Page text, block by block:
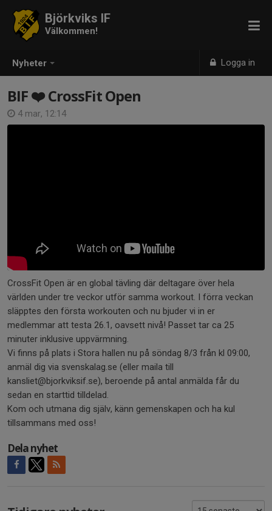
Nyheter Logga in
Björkviks IF
Välkommen!
BIF ❤️ CrossFit Open
4 mar, 12:14
CrossFit Open är en global tävling där deltagare över hela
världen under tre veckor utför samma workout. I förra veckan
släpptes den första workouten och nu bjuder vi in er
medlemmar att testa 26.1, oavsett nivå! Passet tar ca 25
minuter inklusive uppvärmning.
Vi finns på plats i Stora hallen nu på söndag 8/3 från kl 09:00,
anmäl dig via svenskalag.se (eller maila till
kansliet@bjorkviksif.se), beroende på antal anmälda får du
sedan en starttid tilldelad.
Kom och utmana dig själv, känn gemenskapen och ha kul
tillsammans med oss!
Dela nyhet